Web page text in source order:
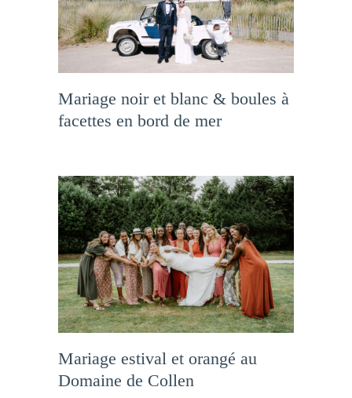
Mariage noir et blanc & boules à
facettes en bord de mer
Mariage estival et orangé au
Domaine de Collen